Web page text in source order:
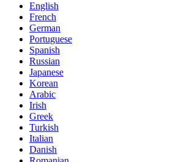
English
French
German
Portuguese
Spanish
Russian
Japanese
Korean
Arabic
Irish
Greek
Turkish
Italian
Danish